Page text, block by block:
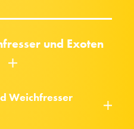
und Exoten
Weichfresser